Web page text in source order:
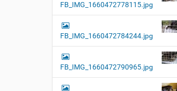
FB_IMG_1660472778115.jpg
FB_IMG_1660472784244.jpg
FB_IMG_1660472790965.jpg